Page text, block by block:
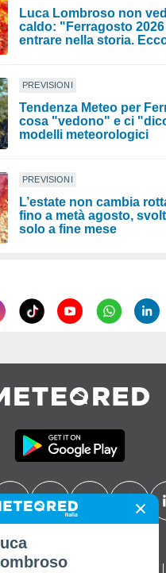
Luca Lombroso non
caldo: "Ferragosto
entrare nella storia.
PREVISIONI
Tendenza Meteo per
cosa "vedono" e ci
modelli meteorologici
PREVISIONI
L’estate non cambia
fino a metà agosto,
solo a fine mese
FAQ